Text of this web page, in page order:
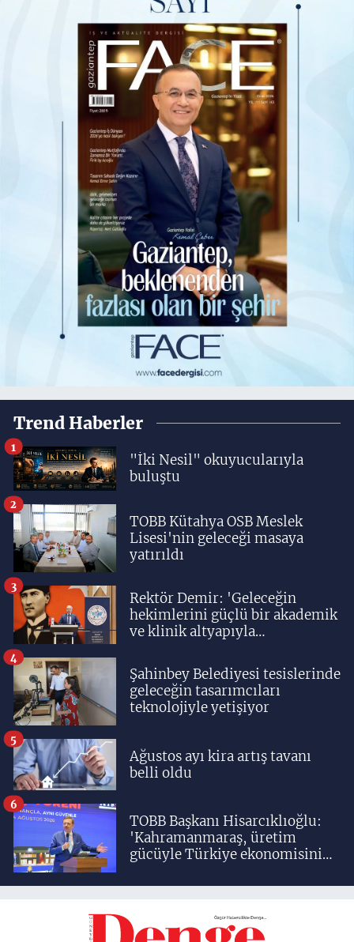
Trend Haberler
"İki Nesil" okuyucularıyla
buluştu
1
TOBB Kütahya OSB Meslek
Lisesi'nin geleceği masaya
yatırıldı
2
Rektör Demir: 'Geleceğin
hekimlerini güçlü bir akademik
ve klinik altyapıyla
3
Şahinbey Belediyesi tesislerinde
geleceğin tasarımcıları
teknolojiyle yetişiyor
4
Ağustos ayı kira artış tavanı
belli oldu
5
TOBB Başkanı Hisarcıklıoğlu:
'Kahramanmaraş, üretim
gücüyle Türkiye ekonomisinin
birisidir'
6